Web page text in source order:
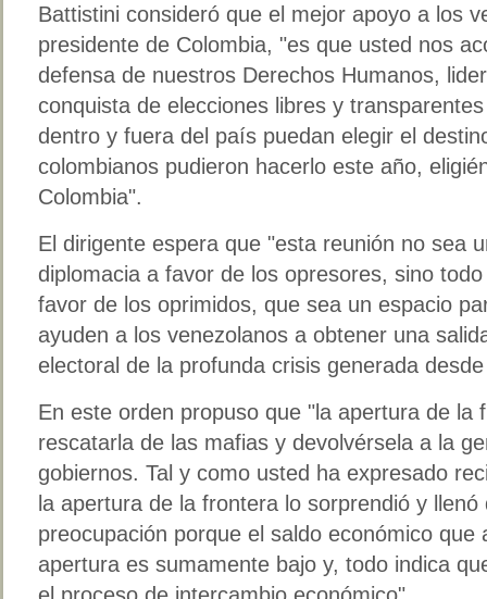
Battistini consideró que el mejor apoyo a los
presidente de Colombia, "es que usted nos
defensa de nuestros Derechos Humanos,
conquista de elecciones libres y
dentro y fuera del país puedan elegir el
colombianos pudieron hacerlo este año,
Colombia".
El dirigente espera que "esta reunión no sea
diplomacia a favor de los opresores, sino
favor de los oprimidos, que sea un espacio
ayuden a los venezolanos a obtener una
electoral de la profunda crisis generada
En este orden propuso que "la apertura de la
rescatarla de las mafias y devolvérsela a la
gobiernos. Tal y como usted ha expresado
la apertura de la frontera lo sorprendió y llenó
preocupación porque el saldo económico que
apertura es sumamente bajo y, todo indica
el proceso de intercambio económico".